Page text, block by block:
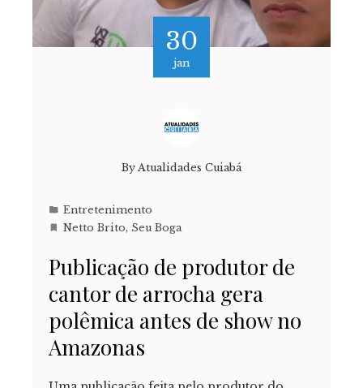
30
jan
By Atualidades Cuiabá
Entretenimento
Netto Brito, Seu Boga
Publicação de produtor de
cantor de arrocha gera
polêmica antes de show no
Amazonas